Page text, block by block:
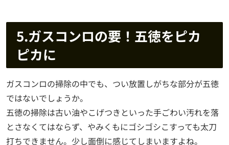
5.ガスコンロの要！五徳をピカ
ピカに
ガスコンロの掃除の中でも、つい放置しがちな部分が五徳
ではないでしょうか。
五徳の掃除は古い油やこげつきといった手ごわい汚れを落
とさなくてはならず、やみくもにゴシゴシこすっても太刀
打ちできません。少し面倒に感じてしまいますよね。